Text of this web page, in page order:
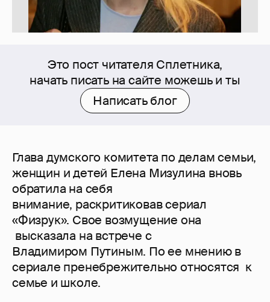
Это пост читателя Сплетника,
начать писать на сайте можешь и ты
Написать блог
Глава думского комитета по делам семьи,
женщин и детей Елена Мизулина вновь
обратила на себя
внимание, раскритиковав сериал
«Физрук». Свое возмущение она
высказала на встрече с
Владимиром Путиным. По ее мнению в
сериале пренебрежительно относятся к
семье и школе.